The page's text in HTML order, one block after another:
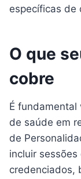
específicas de
O que
cobre
É
de saúde em
de
incluir
credenciados,